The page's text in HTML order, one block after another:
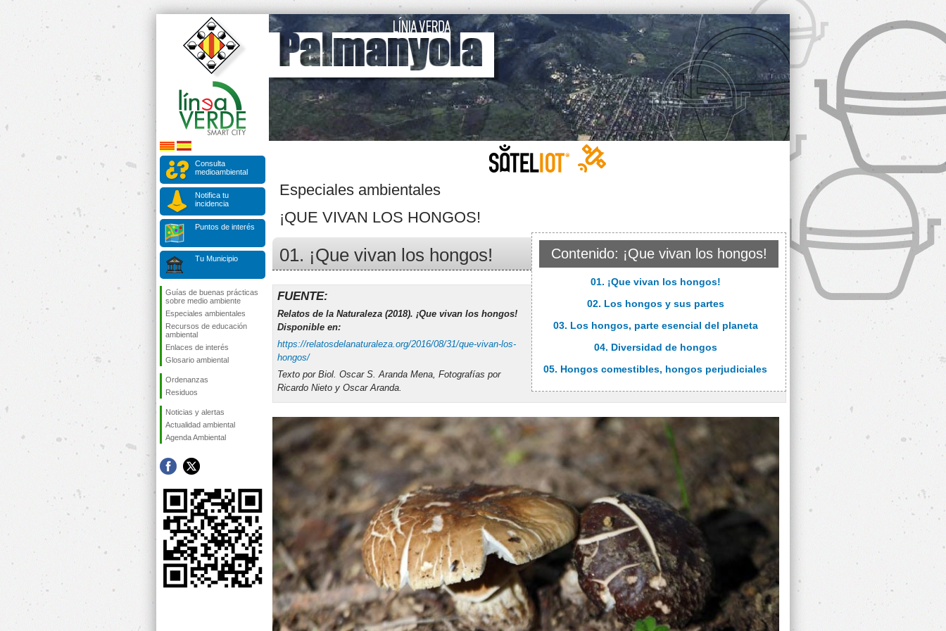
Consulta
medioambiental
Notifica tu
incidencia
Puntos de interés
Tu Municipio
Guías de buenas prácticas
sobre medio ambiente
Especiales ambientales
Recursos de educación
ambiental
Enlaces de interés
Glosario ambiental
Ordenanzas
Residuos
Noticias y alertas
Actualidad ambiental
Agenda Ambiental
Especiales ambientales
¡QUE VIVAN LOS HONGOS!
Contenido: ¡Que vivan los hongos!
01. ¡Que vivan los hongos!
02. Los hongos y sus partes
03. Los hongos, parte esencial del planeta
04. Diversidad de hongos
05. Hongos comestibles, hongos perjudiciales
01. ¡Que vivan los hongos!
FUENTE:
Relatos de la Naturaleza (2018). ¡Que vivan los hongos!
Disponible en:
https://relatosdelanaturaleza.org/2016/08/31/que-vivan-los-
hongos/
Texto por Biol. Oscar S. Aranda Mena, Fotografías por
Ricardo Nieto y Oscar Aranda.